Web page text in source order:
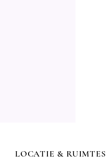
LOCATIE & RUIMTES